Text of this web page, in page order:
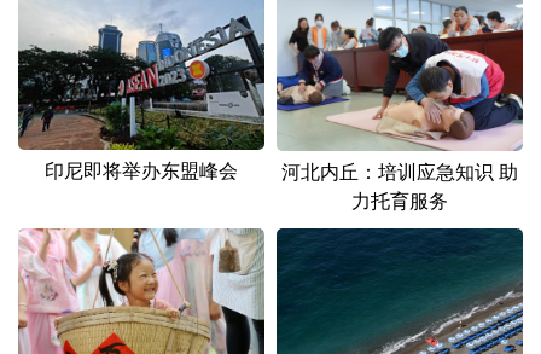
Deutsch Português
印尼即将举办东盟峰会
河北内丘：培训应急知识 助
力托育服务